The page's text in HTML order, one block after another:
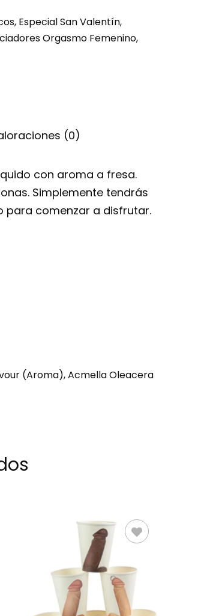
, Especial San Valentín,
Orgasmo Femenino,
(0)
con aroma a fresa.
Simplemente tendrás
para comenzar a disfrutar.
(Aroma), Acmella Oleacera
AÑADIR AL
CARRITO